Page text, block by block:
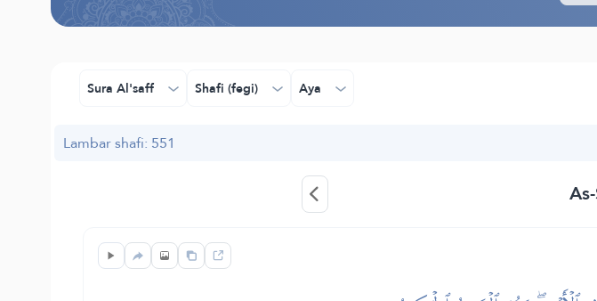
Sura Al'saff Shafi (fegi) Aya
Lambar shafi: 551